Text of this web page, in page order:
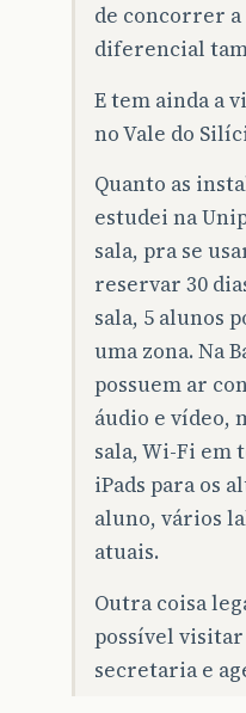
de concorrer a
diferencial
E tem ainda a
no Vale do
Quanto as
estudei na
sala, pra se
reservar 30
sala, 5 alunos
uma zona. Na
possuem ar
áudio e vídeo,
sala, Wi-Fi em
iPads para os
aluno, vários
atuais.
Outra coisa
possível visitar
secretaria e